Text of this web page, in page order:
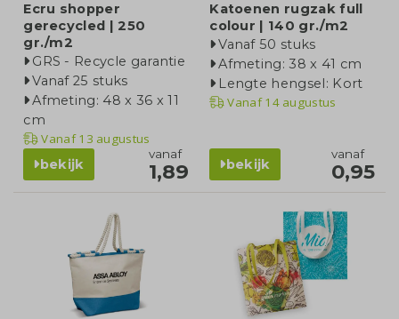
Ecru shopper
gerecycled | 250
gr./m2
GRS - Recycle garantie
Vanaf 25 stuks
Afmeting: 48 x 36 x 11
cm
Vanaf13 augustus
bekijk
vanaf
1,89
Katoenen rugzak full
colour | 140 gr./m2
Vanaf 50 stuks
Afmeting: 38 x 41 cm
Lengte hengsel: Kort
Vanaf14 augustus
bekijk
vanaf
0,95